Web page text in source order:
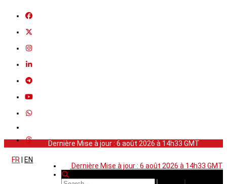
Dernière Mise à jour : 6 août 2026 à 14h33 GMT
Dernière Mise à jour : 6 août 2026 à 14h33 GMT
FR
EN